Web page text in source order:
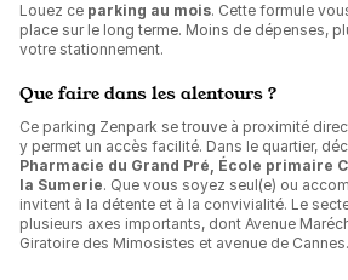
Louez ce parking au mois. Cette formule
place sur le long terme. Moins de dépenses,
votre stationnement.
Que faire dans les alentours ?
Ce parking Zenpark se trouve à proximité
y permet un accès facilité. Dans le quartier,
Pharmacie du Grand Pré, École primaire
la Sumerie. Que vous soyez seul(e) ou
invitent à la détente et à la convivialité. Le
plusieurs axes importants, dont Avenue
Giratoire des Mimosistes et avenue de Cannes.